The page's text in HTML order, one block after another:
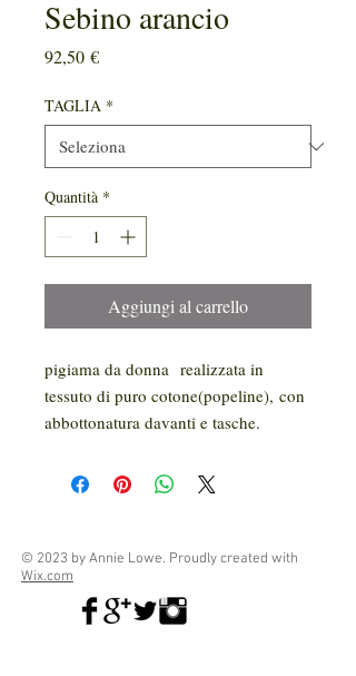
Sebino arancio
92,50 €Prezzo
TAGLIA *
Quantità *
Aggiungi al carrello
pigiama da donna realizzata in
tessuto di puro cotone(popeline), con
abbottonatura davanti e tasche.
© 2023 by Annie Lowe. Proudly created with
Wix.com